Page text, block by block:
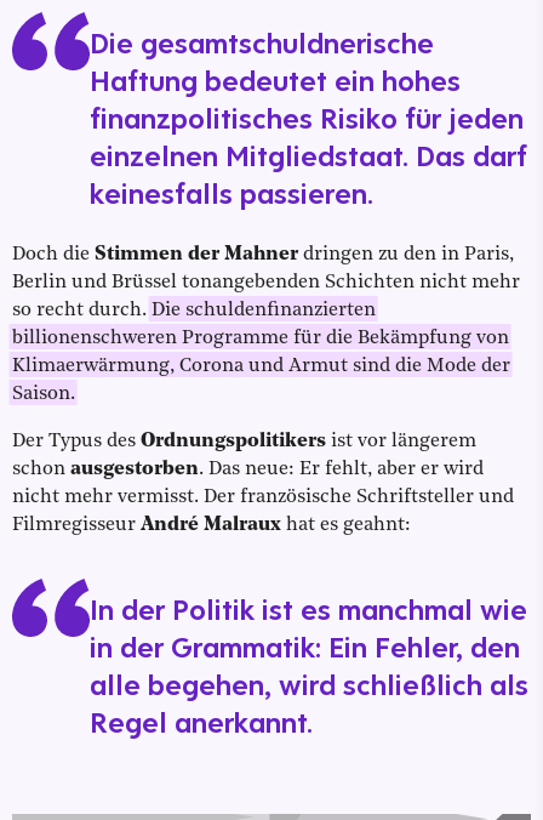
Die gesamtschuldnerische
Haftung bedeutet ein hohes
finanzpolitisches Risiko für jeden
einzelnen Mitgliedstaat. Das darf
keinesfalls passieren.
Doch die Stimmen der Mahnerdringen zu den in Paris,
Berlin und Brüssel tonangebenden Schichten nicht mehr
so recht durch. Die schuldenfinanzierten
billionenschweren Programme für die Bekämpfung von
Klimaerwärmung, Corona und Armut sind die Mode der
Saison.
Der Typus des Ordnungspolitikers ist vor längerem
schon ausgestorben. Das neue: Er fehlt, aber er wird
nicht mehr vermisst. Der französische Schriftsteller und
Filmregisseur André Malraux hat es geahnt:
In der Politik ist es manchmal wie
in der Grammatik: Ein Fehler, den
alle begehen, wird schließlich als
Regel anerkannt.